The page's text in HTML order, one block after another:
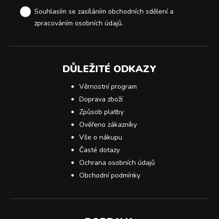
Souhlasím se zasíláním obchodních sdělení a
zpracováním osobních údajů.
DŮLEŽITÉ ODKAZY
Věrnostní program
Doprava zboží
Způsob platby
Ověřeno zákazníky
Vše o nákupu
Časté dotazy
Ochrana osobních údajů
Obchodní podmínky